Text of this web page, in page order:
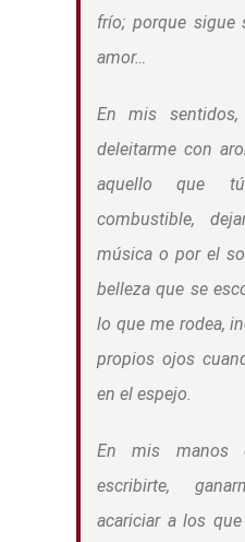
frío; porque sigue
amor…
En mis
deleitarme con
aquello que
combustible,
música o por el
belleza que se
lo que me rodea,
propios ojos
en el espejo.
En mis manos
escribirte,
acariciar a los